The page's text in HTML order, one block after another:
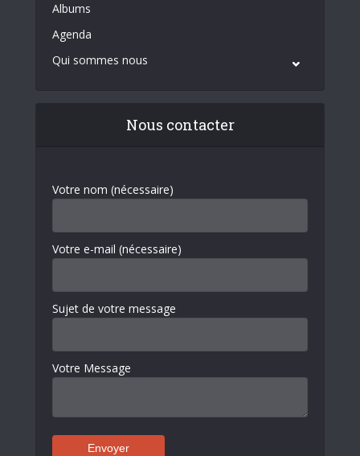
Albums
Agenda
Qui sommes nous
Nous contacter
Votre nom (nécessaire)
Votre e-mail (nécessaire)
Sujet de votre message
Votre Message